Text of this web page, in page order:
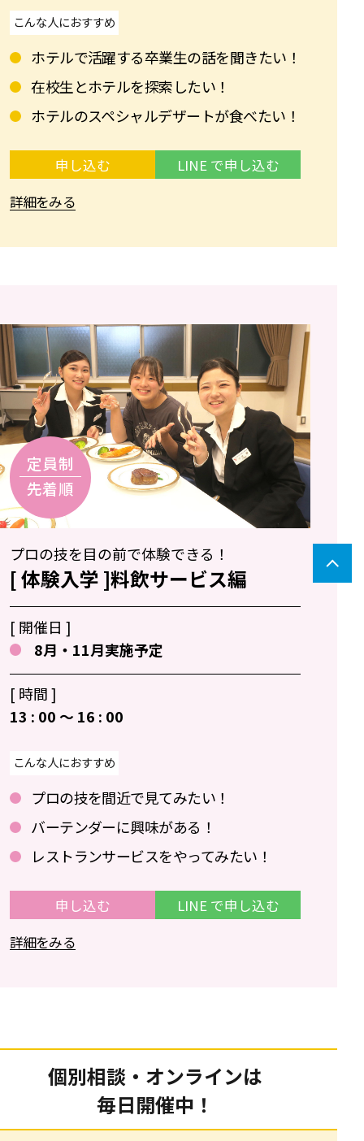
こんな人におすすめ
ホテルで活躍する卒業生の話を聞きたい！
在校生とホテルを探索したい！
ホテルのスペシャルデザートが食べたい！
申し込む
LINE で申し込む
詳細をみる
プロの技を目の前で体験できる！
[ 体験入学 ]料飲サービス編
[ 開催日 ]
8月・11月実施予定
[ 時間 ]
13 : 00 〜 16 : 00
こんな人におすすめ
プロの技を間近で見てみたい！
バーテンダーに興味がある！
レストランサービスをやってみたい！
申し込む
LINE で申し込む
詳細をみる
個別相談・オンラインは
毎日開催中！